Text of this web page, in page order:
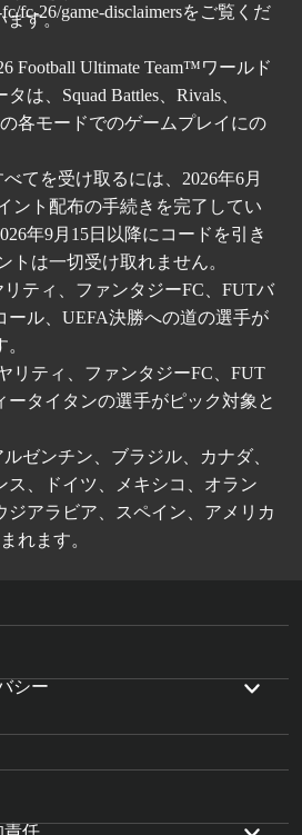
fc-26/game-disclaimersをご覧くだ
Football Ultimate Team™ワールド
は、Squad Battles、Rivals、
各モードでのゲームプレイにの
てを受け取るには、2026年6月
ント配布の手続きを完了してい
年9月15日以降にコードを引き
トは一切受け取れません。
ティ、ファンタジーFC、FUTバ
ール、UEFA決勝への道の選手が
リティ、ファンタジーFC、FUT
ータイタンの選手がピック対象と
ゼンチン、ブラジル、カナダ、
ス、ドイツ、メキシコ、オラン
ジアラビア、スペイン、アメリカ
れます。
シー
責任